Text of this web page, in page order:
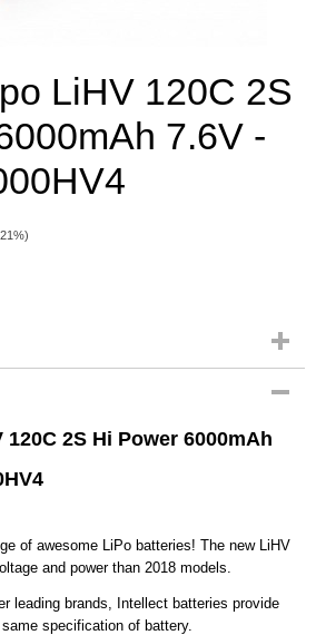
LiHV 120C 2S
7.6V -
2S Hi Power 6000mAh
of awesome LiPo batteries! The new LiHV
and power than 2018 models.
leading brands, Intellect batteries provide
specification of battery.